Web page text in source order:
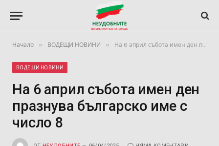
Начало » ВОДЕЩИ НОВИНИ » На 6 април събота имен ден празнува българско име с число 8
ВОДЕЩИ НОВИНИ
На 6 април събота имен ден
празнува българско име с
число 8